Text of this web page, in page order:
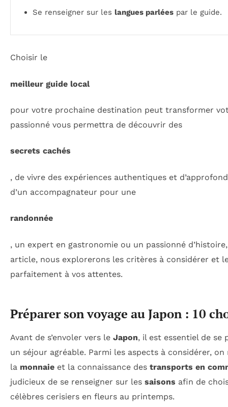
Se renseigner sur les langues parlées par le guide.
Choisir le
meilleur guide local
pour votre prochaine destination peut transformer
passionné vous permettra de découvrir des
secrets cachés
, de vivre des expériences authentiques et
d’un accompagnateur pour une
randonnée
, un expert en gastronomie ou un passionné
article, nous explorerons les critères à considérer et
parfaitement à vos attentes.
Préparer son voyage au Japon : 10
Avant de s’envoler vers le Japon, il est essentiel de
un séjour agréable. Parmi les aspects à considérer,
la monnaie et la connaissance des transports en
judicieux de se renseigner sur les saisons afin de
célèbres cerisiers en fleurs au printemps.